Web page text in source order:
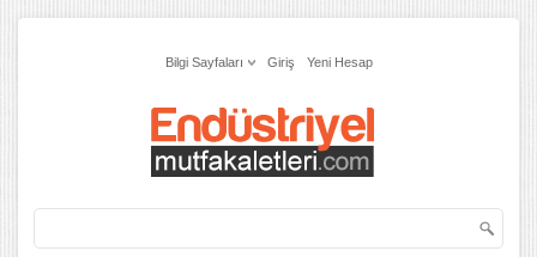
Bilgi Sayfaları Giriş Yeni Hesap